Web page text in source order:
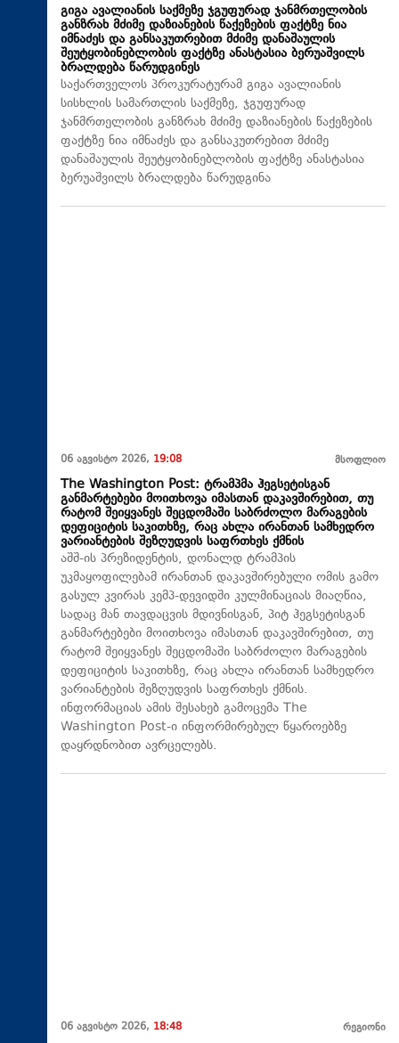
გიგა ავალიანის საქმეზე ჯგუფურად ჯანმრთელობის
განზრახ მძიმე დაზიანების წაქეზების ფაქტზე ნია
იმნაძეს და განსაკუთრებით მძიმე დანაშაულის
შეუტყობინებლობის ფაქტზე ანასტასია ბერუაშვილს
ბრალდება წარუდგინეს
საქართველოს პროკურატურამ გიგა ავალიანის
სისხლის სამართლის საქმეზე, ჯგუფურად
ჯანმრთელობის განზრახ მძიმე დაზიანების წაქეზების
ფაქტზე ნია იმნაძეს და განსაკუთრებით მძიმე
დანაშაულის შეუტყობინებლობის ფაქტზე ანასტასია
ბერუაშვილს ბრალდება წარუდგინა
06 აგვისტო 2026, 19:08 მსოფლიო
The Washington Post: ტრამპმა ჰეგსეტისგან
განმარტებები მოითხოვა იმასთან დაკავშირებით, თუ
რატომ შეიყვანეს შეცდომაში საბრძოლო მარაგების
დეფიციტის საკითხზე, რაც ახლა ირანთან სამხედრო
ვარიანტების შეზღუდვის საფრთხეს ქმნის
აშშ-ის პრეზიდენტის, დონალდ ტრამპის
უკმაყოფილებამ ირანთან დაკავშირებული ომის გამო
გასულ კვირას კემპ-დევიდში კულმინაციას მიაღწია,
სადაც მან თავდაცვის მდივნისგან, პიტ ჰეგსეტისგან
განმარტებები მოითხოვა იმასთან დაკავშირებით, თუ
რატომ შეიყვანეს შეცდომაში საბრძოლო მარაგების
დეფიციტის საკითხზე, რაც ახლა ირანთან სამხედრო
ვარიანტების შეზღუდვის საფრთხეს ქმნის.
ინფორმაციას ამის შესახებ გამოცემა The
Washington Post-ი ინფორმირებულ წყაროებზე
დაყრდნობით ავრცელებს.
06 აგვისტო 2026, 18:48 რეგიონი